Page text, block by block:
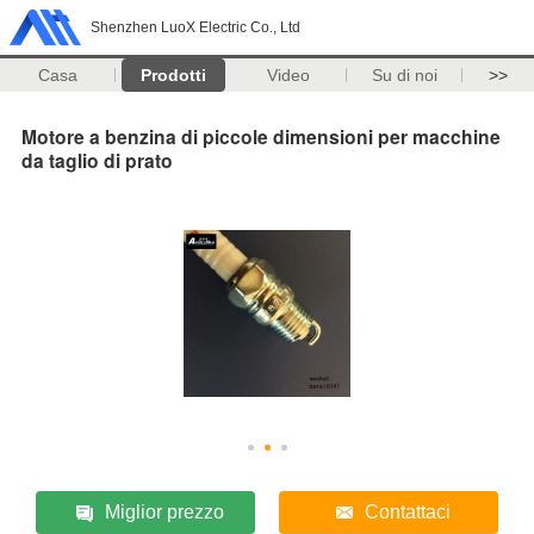
Shenzhen LuoX Electric Co., Ltd
Casa Prodotti Video Su di noi >>
Motore a benzina di piccole dimensioni per macchine
da taglio di prato
Miglior prezzo Contattaci